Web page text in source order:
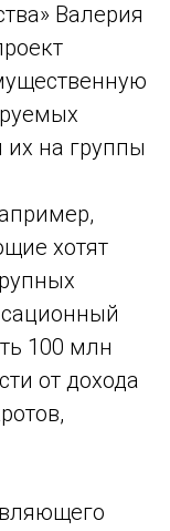
Валерия
их на группы
хотят
100 млн
от дохода